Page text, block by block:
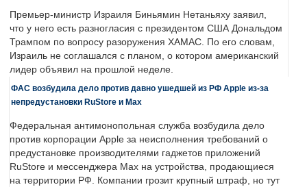
Премьер-министр Израиля Биньямин Нетаньяху заявил,
что у него есть разногласия с президентом США Дональдом
Трампом по вопросу разоружения ХАМАС. По его словам,
Израиль не соглашался с планом, о котором американский
лидер объявил на прошлой неделе.
ФАС возбудила дело против давно ушедшей из РФ Apple из-за
непредустановки RuStore и Max
Федеральная антимонопольная служба возбудила дело
против корпорации Apple за неисполнения требований о
предустановке производителями гаджетов приложений
RuStore и мессенджера Max на устройства, продающиеся
на территории РФ. Компании грозит крупный штраф, но тут